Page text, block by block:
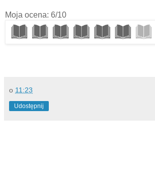
Moja ocena: 6/10
o 11:23
Udostępnij